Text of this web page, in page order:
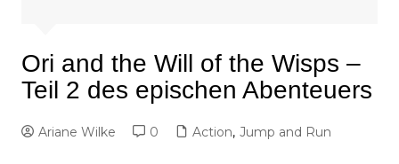
Ori and the Will of the Wisps –
Teil 2 des epischen Abenteuers
Ariane Wilke 0 Action, Jump and Run